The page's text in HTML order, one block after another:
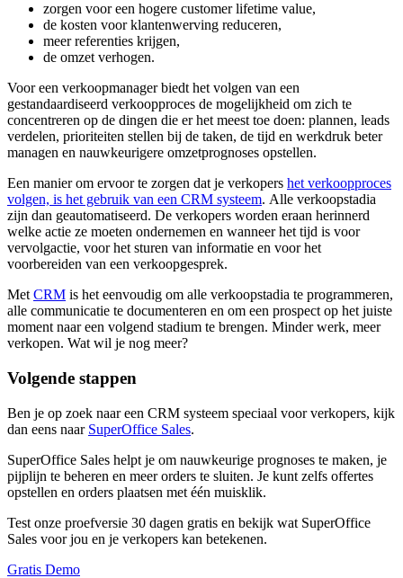
zorgen voor een hogere customer lifetime value,
de kosten voor klantenwerving reduceren,
meer referenties krijgen,
de omzet verhogen.
Voor een verkoopmanager biedt het volgen van een
gestandaardiseerd verkoopproces de mogelijkheid om zich te
concentreren op de dingen die er het meest toe doen: plannen, leads
verdelen, prioriteiten stellen bij de taken, de tijd en werkdruk beter
managen en nauwkeurigere omzetprognoses opstellen.
Een manier om ervoor te zorgen dat je verkopers het verkoopproces
volgen, is het gebruik van een CRM systeem. Alle verkoopstadia
zijn dan geautomatiseerd. De verkopers worden eraan herinnerd
welke actie ze moeten ondernemen en wanneer het tijd is voor
vervolgactie, voor het sturen van informatie en voor het
voorbereiden van een verkoopgesprek.
Met CRM is het eenvoudig om alle verkoopstadia te programmeren,
alle communicatie te documenteren en om een prospect op het juiste
moment naar een volgend stadium te brengen. Minder werk, meer
verkopen. Wat wil je nog meer?
Volgende stappen
Ben je op zoek naar een CRM systeem speciaal voor verkopers, kijk
dan eens naar SuperOffice Sales.
SuperOffice Sales helpt je om nauwkeurige prognoses te maken, je
pijplijn te beheren en meer orders te sluiten. Je kunt zelfs offertes
opstellen en orders plaatsen met één muisklik.
Test onze proefversie 30 dagen gratis en bekijk wat SuperOffice
Sales voor jou en je verkopers kan betekenen.
Gratis Demo